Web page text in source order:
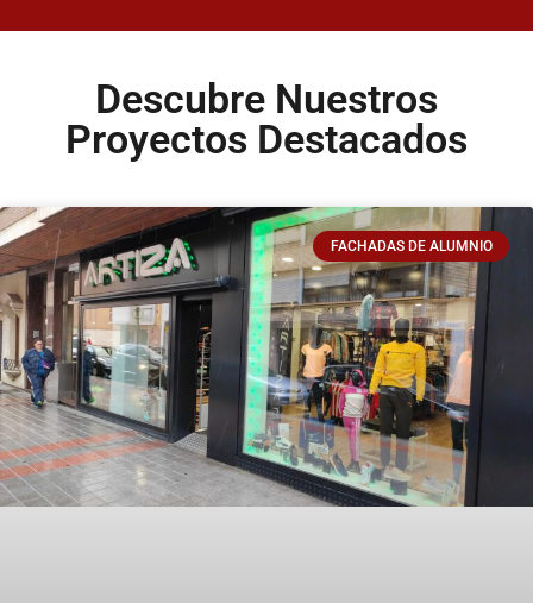
Descubre Nuestros
Proyectos Destacados
FACHADAS DE ALUMNIO